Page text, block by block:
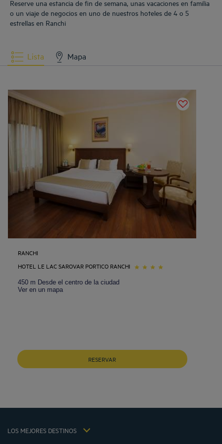
Reserve una estancia de fin de semana, unas vacaciones en familia
o un viaje de negocios en uno de nuestros hoteles de 4 o 5
estrellas en Ranchi
Lista Mapa
RANCHI
HOTEL LE LAC SAROVAR PORTICO RANCHI
450 m Desde el centro de la ciudad
Ver en un mapa
RESERVAR
LOS MEJORES DESTINOS
Hoteles Braga
Hoteles Cracovia
Hoteles Portugal
Hôtels Saint-Malo
Avisos legales
Política de Datos Personales